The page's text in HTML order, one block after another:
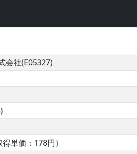
会社(E05327)
単価：178円）